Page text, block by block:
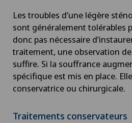
endocrinienne)
Chirurgie de l’épaule
Chirurgie de l’intestin grêle
Chirurgie des paupières
Les troubles d’une légère
sont généralement tolérables
donc pas nécessaire
traitement, une observation
suffire. Si la souffrance
spécifique est mis en place.
conservatrice ou chirurgicale.
Traitements conservateurs